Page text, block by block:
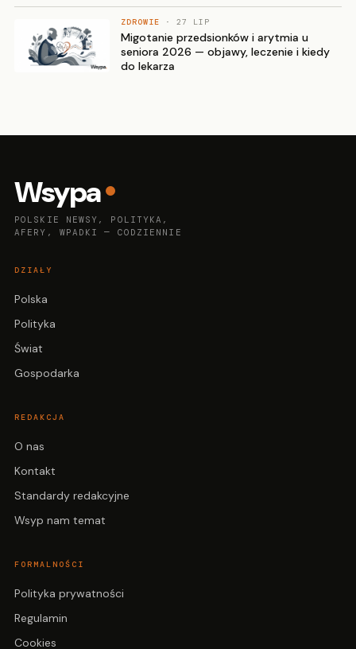
ZDROWIE · 27 LIP
Migotanie przedsionków i arytmia u
seniora 2026 — objawy, leczenie i kiedy
do lekarza
Wsypa
POLSKIE NEWSY, POLITYKA,
AFERY, WPADKI — CODZIENNIE
DZIAŁY
Polska
Polityka
Świat
Gospodarka
REDAKCJA
O nas
Kontakt
Standardy redakcyjne
Wsyp nam temat
FORMALNOŚCI
Polityka prywatności
Regulamin
Cookies